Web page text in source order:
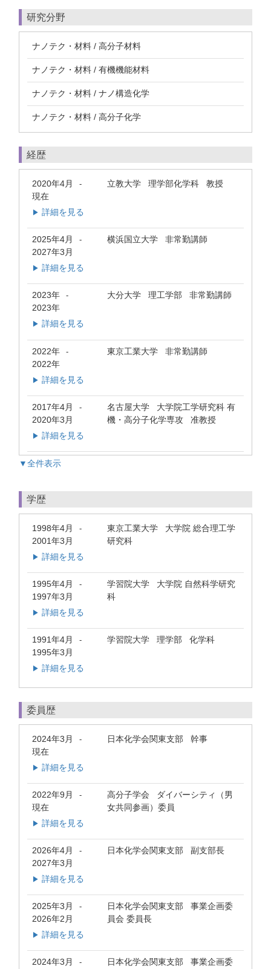
研究分野
ナノテク・材料 / 高分子材料
ナノテク・材料 / 有機機能材料
ナノテク・材料 / ナノ構造化学
ナノテク・材料 / 高分子化学
経歴
2020年4月 -
現在
立教大学 理学部化学科 教授
▶ 詳細を見る
2025年4月 -
2027年3月
横浜国立大学 非常勤講師
▶ 詳細を見る
2023年 -
2023年
大分大学 理工学部 非常勤講師
▶ 詳細を見る
2022年 -
2022年
東京工業大学 非常勤講師
▶ 詳細を見る
2017年4月 -
2020年3月
名古屋大学 大学院工学研究科 有
機・高分子化学専攻 准教授
▶ 詳細を見る
▼全件表示
学歴
1998年4月 -
2001年3月
東京工業大学 大学院 総合理工学
研究科
▶ 詳細を見る
1995年4月 -
1997年3月
学習院大学 大学院 自然科学研究
科
▶ 詳細を見る
1991年4月 -
1995年3月
学習院大学 理学部 化学科
▶ 詳細を見る
委員歴
2024年3月 -
現在
日本化学会関東支部 幹事
▶ 詳細を見る
2022年9月 -
現在
高分子学会 ダイバーシティ（男
女共同参画）委員
▶ 詳細を見る
2026年4月 -
2027年3月
日本化学会関東支部 副支部長
▶ 詳細を見る
2025年3月 -
2026年2月
日本化学会関東支部 事業企画委
員会 委員長
▶ 詳細を見る
2024年3月 - 日本化学会関東支部 事業企画委